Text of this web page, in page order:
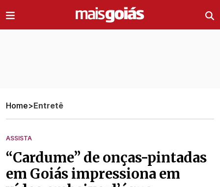
Home>Entretê
ASSISTA
“Cardume” de onças-pintadas
em Goiás impressiona em